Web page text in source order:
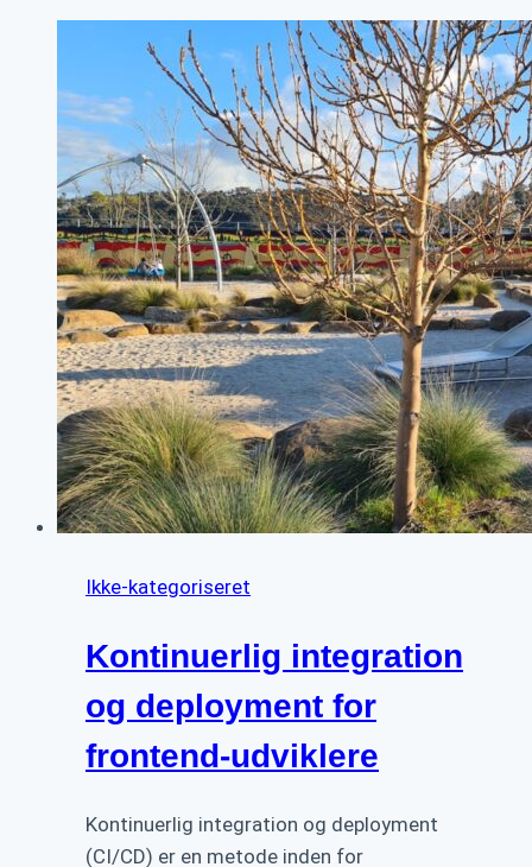
få
din
app
på
Google
Play
Store
Ikke-kategoriseret
Kontinuerlig integration
og deployment for
frontend-udviklere
Kontinuerlig integration og deployment
(CI/CD) er en metode inden for